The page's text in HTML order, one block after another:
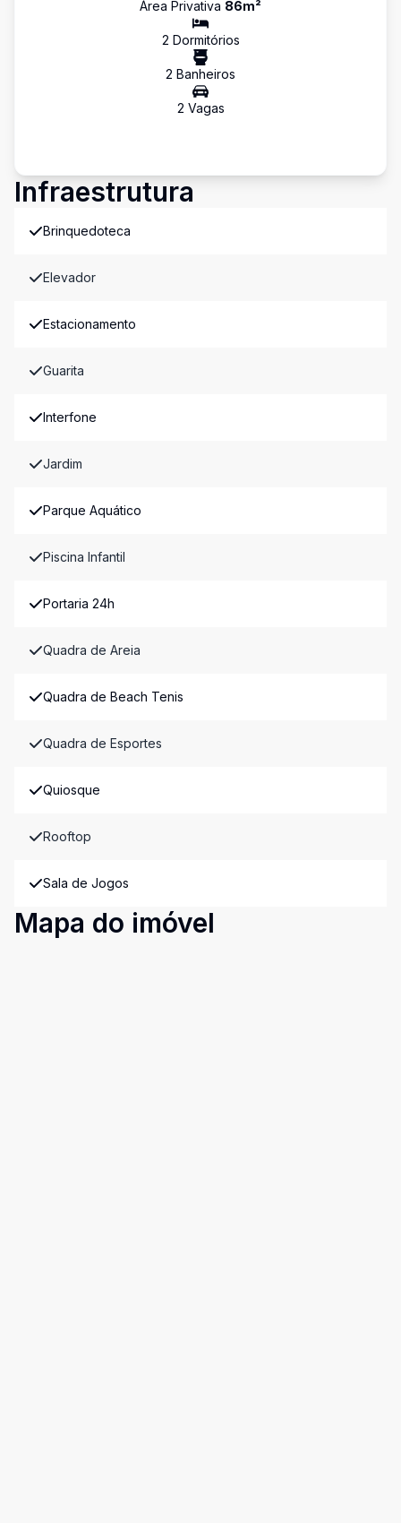
Área Privativa 86m²
2 Dormitórios
2 Banheiros
2 Vagas
Infraestrutura
Brinquedoteca
Elevador
Estacionamento
Guarita
Interfone
Jardim
Parque Aquático
Piscina Infantil
Portaria 24h
Quadra de Areia
Quadra de Beach Tenis
Quadra de Esportes
Quiosque
Rooftop
Sala de Jogos
Mapa do imóvel